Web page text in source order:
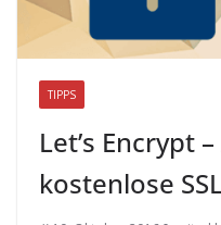
TIPPS
Let’s Encrypt
kostenlose